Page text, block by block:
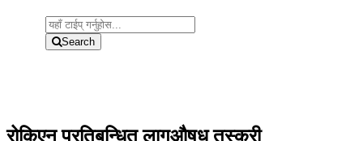
Search
रोकिएन प्रतिबन्धित लागुऔषध तस्करी